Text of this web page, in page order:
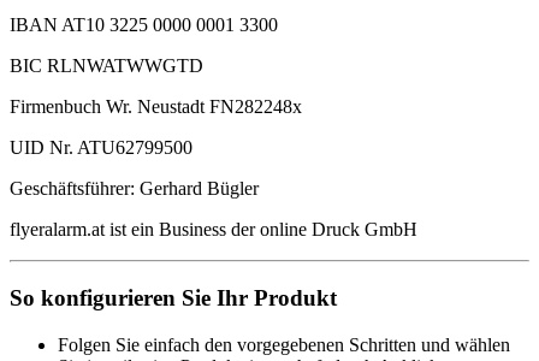
IBAN AT10 3225 0000 0001 3300
BIC RLNWATWWGTD
Firmenbuch Wr. Neustadt FN282248x
UID Nr. ATU62799500
Geschäftsführer: Gerhard Bügler
flyeralarm.at ist ein Business der online Druck GmbH
So konfigurieren Sie Ihr Produkt
Folgen Sie einfach den vorgegebenen Schritten und wählen